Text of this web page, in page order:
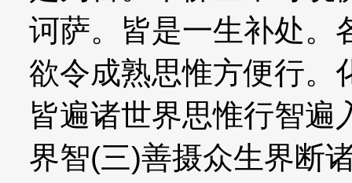
诃萨。皆是一生补处。
欲令成熟思惟方便行。
皆遍诸世界思惟行智遍
界智(三)善摄众生界断